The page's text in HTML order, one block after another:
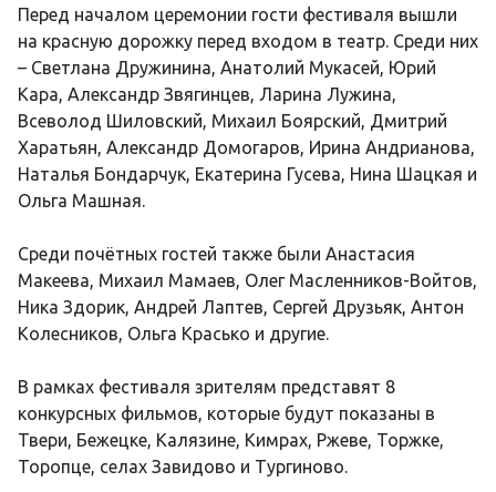
Перед началом церемонии гости фестиваля вышли
на красную дорожку перед входом в театр. Среди них
– Светлана Дружинина, Анатолий Мукасей, Юрий
Кара, Александр Звягинцев, Ларина Лужина,
Всеволод Шиловский, Михаил Боярский, Дмитрий
Харатьян, Александр Домогаров, Ирина Андрианова,
Наталья Бондарчук, Екатерина Гусева, Нина Шацкая и
Ольга Машная.
Среди почётных гостей также были Анастасия
Макеева, Михаил Мамаев, Олег Масленников-Войтов,
Ника Здорик, Андрей Лаптев, Сергей Друзьяк, Антон
Колесников, Ольга Красько и другие.
В рамках фестиваля зрителям представят 8
конкурсных фильмов, которые будут показаны в
Твери, Бежецке, Калязине, Кимрах, Ржеве, Торжке,
Торопце, селах Завидово и Тургиново.